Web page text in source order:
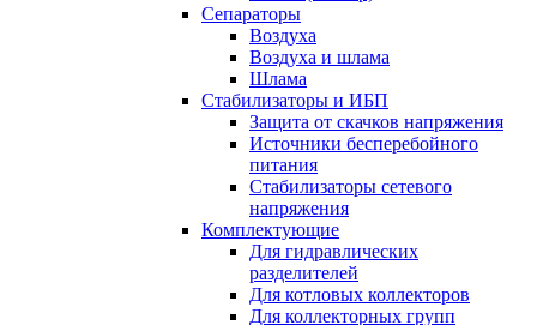
Сепараторы
Воздуха
Воздуха и шлама
Шлама
Стабилизаторы и ИБП
Защита от скачков напряжения
Источники бесперебойного
питания
Стабилизаторы сетевого
напряжения
Комплектующие
Для гидравлических
разделителей
Для котловых коллекторов
Для коллекторных групп